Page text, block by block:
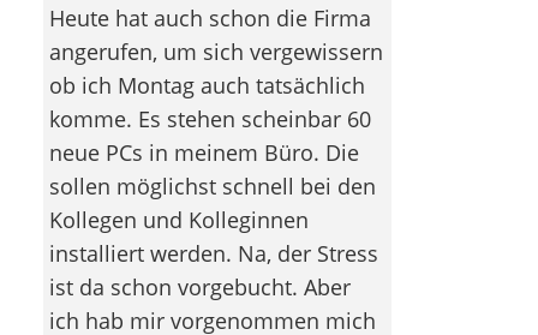
Heute hat auch schon die Firma
angerufen, um sich vergewissern
ob ich Montag auch tatsächlich
komme. Es stehen scheinbar 60
neue PCs in meinem Büro. Die
sollen möglichst schnell bei den
Kollegen und Kolleginnen
installiert werden. Na, der Stress
ist da schon vorgebucht. Aber
ich hab mir vorgenommen mich